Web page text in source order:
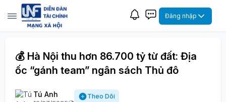
Đăng nhập
💰 Hà Nội thu hơn 86.700 tỷ từ đất: Địa
ốc “gánh team” ngân sách Thủ đô
Tú Anh Theo Dõi